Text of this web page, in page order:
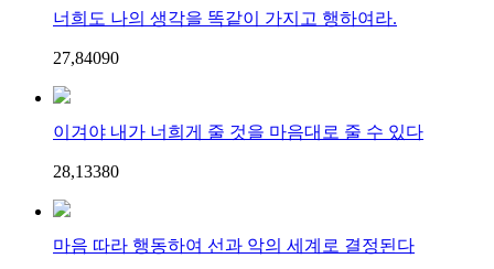
너희도 나의 생각을 똑같이 가지고 행하여라.
27,84090
이겨야 내가 너희게 줄 것을 마음대로 줄 수 있다
28,13380
마음 따라 행동하여 선과 악의 세계로 결정된다